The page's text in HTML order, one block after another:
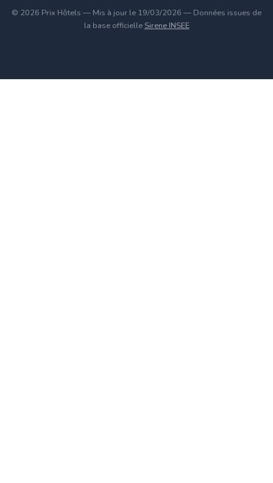
© 2026 Prix Hôtels — Mis à jour le 19/03/2026 — Données issues de
la base officielle Sirene INSEE